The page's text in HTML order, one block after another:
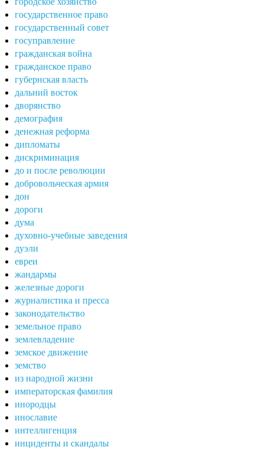
государственное право
государственный совет
госуправление
гражданская война
гражданское право
губернская власть
дальний восток
дворянство
демография
денежная реформа
дипломаты
дискриминация
до и после революции
добровольческая армия
дон
дороги
дума
духовно-учебные заведения
дуэли
евреи
жандармы
железные дороги
журналистика и пресса
законодательство
земельное право
землевладение
земское движение
земство
из народной жизни
императорская фамилия
инородцы
инославие
интеллигенция
инциденты и скандалы